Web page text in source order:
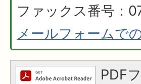
ファックス番号：
メールフォームで
PDF